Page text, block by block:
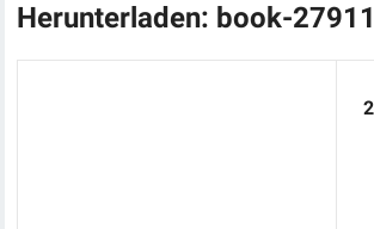
Herunterladen: book-